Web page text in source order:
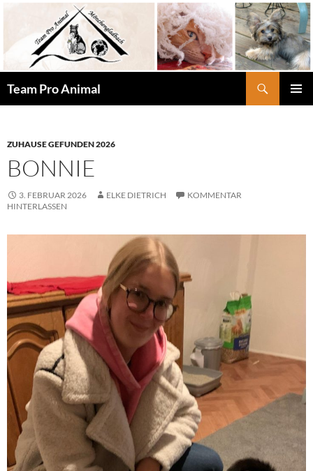
springen
Team Pro Animal
ZUHAUSE GEFUNDEN 2026
BONNIE
3. FEBRUAR 2026 ELKE DIETRICH
KOMMENTAR
HINTERLASSEN